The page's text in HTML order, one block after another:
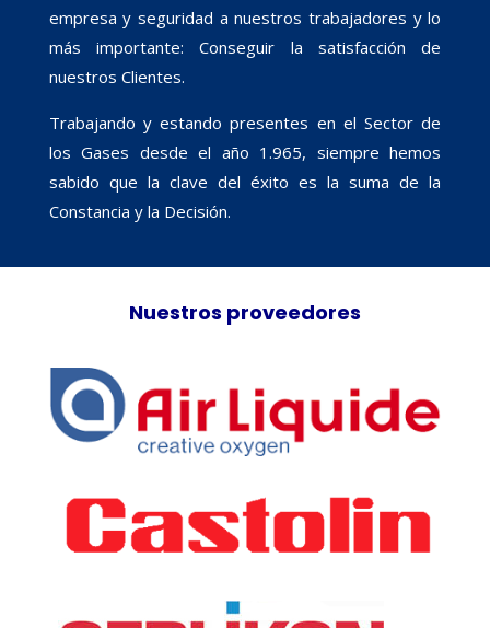
empresa y seguridad a nuestros trabajadores y lo
más importante: Conseguir la satisfacción de
nuestros Clientes.
Trabajando y estando presentes en el Sector de
los Gases desde el año 1.965, siempre hemos
sabido que la clave del éxito es la suma de la
Constancia y la Decisión.
Nuestros proveedores